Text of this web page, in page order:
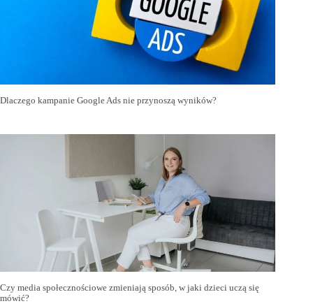
Dlaczego kampanie Google Ads nie przynoszą wyników?
Czy media społecznościowe zmieniają sposób, w jaki dzieci uczą się
mówić?